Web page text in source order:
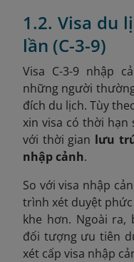
1.2. Visa du
lần (C-3-9)
Visa C-3-9 nhập
những người
đích du lịch. Tùy
xin visa có thời
với thời gian lưu
nhập cảnh.
So với visa nhập
trình xét duyệt
khe hơn. Ngoài
đối tượng ưu tiên
xét cấp visa nhập